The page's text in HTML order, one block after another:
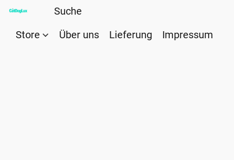
Store Über uns Lieferung Impressum